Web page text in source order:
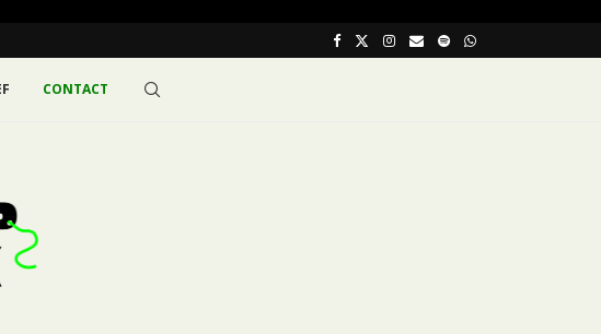
CONTACT